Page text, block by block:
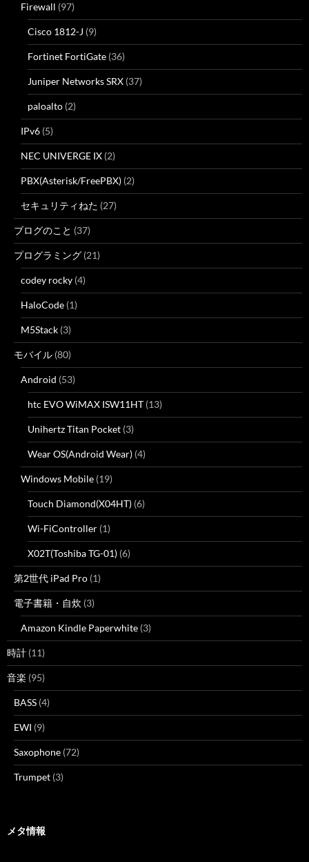
Firewall (97)
Cisco 1812-J (9)
Fortinet FortiGate (36)
Juniper Networks SRX (37)
paloalto (2)
IPv6 (5)
NEC UNIVERGE IX (2)
PBX(Asterisk/FreePBX) (2)
セキュリティねた (27)
ブログのこと (37)
プログラミング (21)
codey rocky (4)
HaloCode (1)
M5Stack (3)
モバイル (80)
Android (53)
htc EVO WiMAX ISW11HT (13)
Unihertz Titan Pocket (3)
Wear OS(Android Wear) (4)
Windows Mobile (19)
Touch Diamond(X04HT) (6)
Wi-FiController (1)
X02T(Toshiba TG-01) (6)
第2世代 iPad Pro (1)
電子書籍・自炊 (3)
Amazon Kindle Paperwhite (3)
時計 (11)
音楽 (95)
BASS (4)
EWI (9)
Saxophone (72)
Trumpet (3)
メタ情報